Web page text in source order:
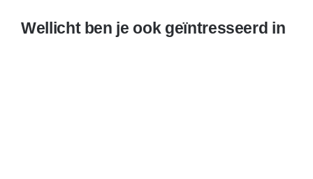
Wellicht ben je ook geïntresseerd in